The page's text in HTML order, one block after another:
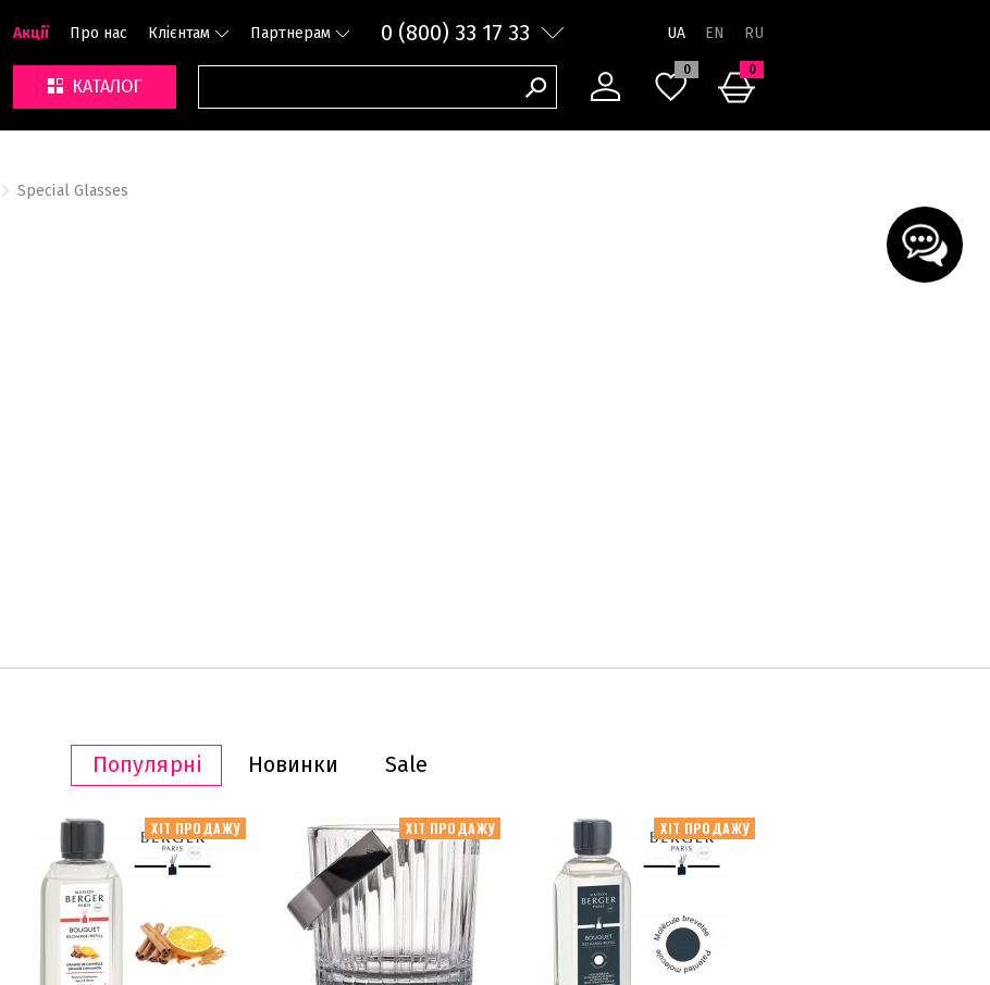
Акції Про нас Клієнтам Партнерам 0 (800) 33 17 33 UA
КАТАЛОГ
0 0
Special Glasses
Популярні Новинки Sale
ХІТ ПРОДАЖУ ХІТ ПРОДАЖУ ХІТ ПРОДАЖУ